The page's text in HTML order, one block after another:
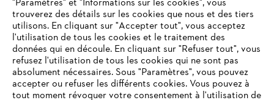
Politique de protection des données
Mentions légales Cookies
Informations juridiques
VOTRE NAVIGATEUR INTERNET
N'EST PLUS PRIS EN CHARGE
Vous utilisez un navigateur Internet que nous ne prenons plus
en charge, et certaines fonctionnalités de notre site ne
peuvent fonctionner correctement. Pour une utilisation
"Paramètres" et "Informations sur les cookies", vous
trouverez des détails sur les cookies que nous et des tiers
utilisons. En cliquant sur "Accepter tout", vous acceptez
l'utilisation de tous les cookies et le traitement des
données qui en découle. En cliquant sur "Refuser tout", vous
refusez l'utilisation de tous les cookies qui ne sont pas
absolument nécessaires. Sous "Paramètres", vous pouvez
accepter ou refuser les différents cookies. Vous pouvez à
tout moment révoquer votre consentement à l'utilisation de